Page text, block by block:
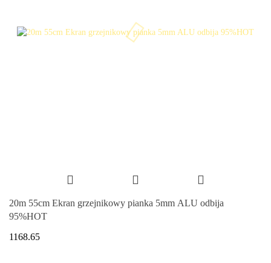
20m 55cm Ekran grzejnikowy pianka 5mm ALU odbija
95%HOT
1168.65